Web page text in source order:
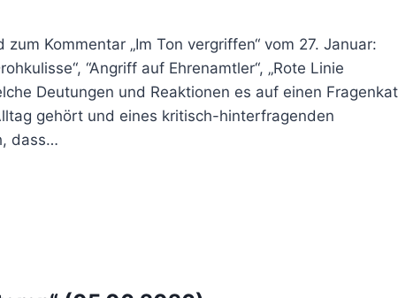
Kommentar „Im Ton vergriffen“ vom 27. Januar:
“Angriff auf Ehrenamtler“, „Rote Linie
Deutungen und Reaktionen es auf einen
gehört und eines kritisch-hinterfragenden
dass…